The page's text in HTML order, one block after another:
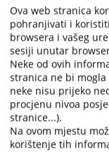
and
select
a
date.
Press
the
question
mark
key
13.06.2025.
Okvirni budžet
Budžet VSTV-a BiH
Operativni plan
31.05.2024.
Okvirni Budžet
Ova web stranica
pohranjivati i
browsera i vašeg
sesiji unutar
Neke od ovih
stranica ne bi
neke nisu prijeko
procjenu nivoa
stranice...).
Na ovom mjestu
korištenje tih